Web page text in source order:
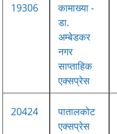
19306
कामाख्या -
डा.
अम्बेडकर
नगर
साप्ताहिक
एक्सप्रेस
20424
पातालकोट
एक्सप्रेस